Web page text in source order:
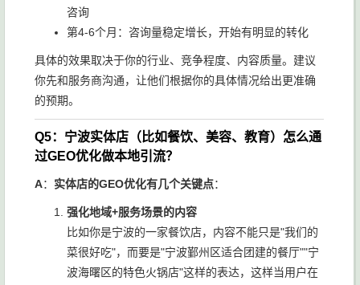
咨询
第4-6个月：咨询量稳定增长，开始有明显的转化
具体的效果取决于你的行业、竞争程度、内容质量。建议
你先和服务商沟通，让他们根据你的具体情况给出更准确
的预期。
Q5：宁波实体店（比如餐饮、美容、教育）怎么通
过GEO优化做本地引流？
A： 实体店的GEO优化有几个关键点：
强化地域+服务场景的内容
比如你是宁波的一家餐饮店，内容不能只是"我们的
菜很好吃"，而要是"宁波鄞州区适合团建的餐厅""宁
波海曙区的特色火锅店"这样的表达，这样当用户在